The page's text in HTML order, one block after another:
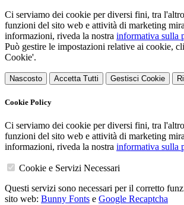
Ci serviamo dei cookie per diversi fini, tra
funzioni del sito web e attività di marketing
informazioni, riveda la nostra informativa sulla
Può gestire le impostazioni relative ai cookie,
Cookie'.
Nascosto Accetta Tutti Gestisci Cookie
Cookie Policy
Ci serviamo dei cookie per diversi fini, tra
funzioni del sito web e attività di marketing
informazioni, riveda la nostra informativa sulla
Cookie e Servizi Necessari
Questi servizi sono necessari per il corretto
sito web: Bunny Fonts e Google Recaptcha